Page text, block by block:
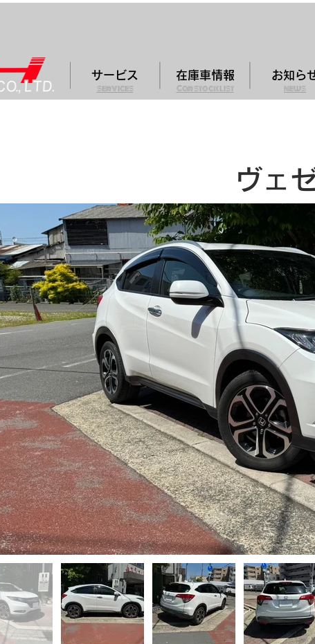
サービス
services
在庫車情報
Car stock list
お知ら
news
ヴェ